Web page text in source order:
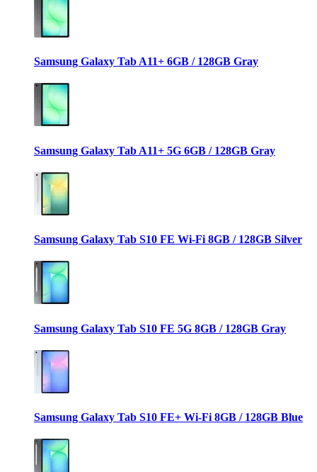
Samsung Galaxy Tab A11+ 6GB / 128GB Gray
Samsung Galaxy Tab A11+ 5G 6GB / 128GB Gray
Samsung Galaxy Tab S10 FE Wi-Fi 8GB / 128GB Silver
Samsung Galaxy Tab S10 FE 5G 8GB / 128GB Gray
Samsung Galaxy Tab S10 FE+ Wi-Fi 8GB / 128GB Blue